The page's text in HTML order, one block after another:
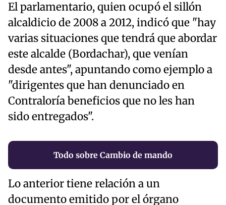
El parlamentario, quien ocupó el sillón
alcaldicio de 2008 a 2012, indicó que "hay
varias situaciones que tendrá que abordar
este alcalde (Bordachar), que venían
desde antes", apuntando como ejemplo a
"dirigentes que han denunciado en
Contraloría beneficios que no les han
sido entregados".
Todo sobre Cambio de mando
Lo anterior tiene relación a un
documento emitido por el órgano